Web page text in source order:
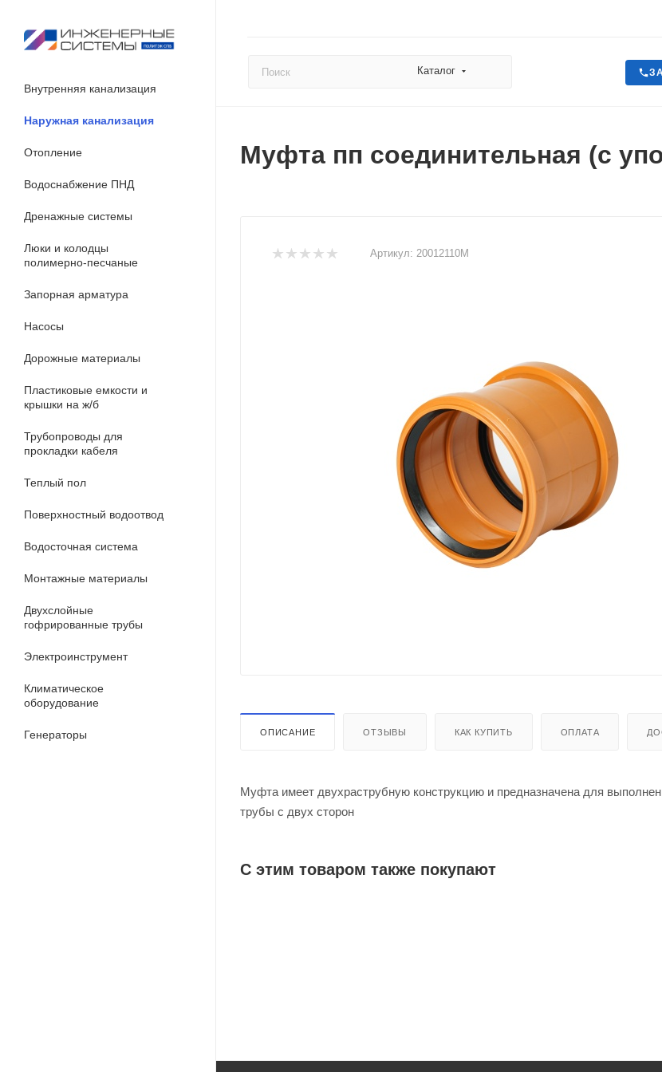
Каталог
Внутренняя канализация
Наружная канализация
Отопление
Водоснабжение ПНД
Дренажные системы
Люки и колодцы
полимерно-песчаные
Запорная арматура
Насосы
Дорожные материалы
Пластиковые емкости и
крышки на ж/б
Трубопроводы для
прокладки кабеля
Теплый пол
Поверхностный водоотвод
Водосточная система
Монтажные материалы
Двухслойные
гофрированные трубы
Электроинструмент
Климатическое
оборудование
Генераторы
Муфта пп соединительная (с
Артикул: 20012110М
ОПИСАНИЕ ОТЗЫВЫ КАК КУПИТЬ ОПЛАТА
Муфта имеет двухраструбную конструкцию и предназначена для
трубы с двух сторон
С этим товаром также покупают